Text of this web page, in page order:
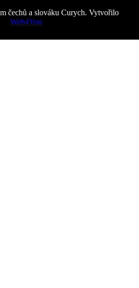
čechů a slováku Curych. Vytvořilo
Web4You